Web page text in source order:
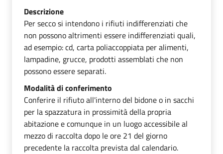
Descrizione
Per secco si intendono i rifiuti indifferenziati che
non possono altrimenti essere indifferenziati quali,
ad esempio: cd, carta poliaccoppiata per alimenti,
lampadine, grucce, prodotti assemblati che non
possono essere separati.
Modalità di conferimento
Conferire il rifiuto all'interno del bidone o in sacchi
per la spazzatura in prossimità della propria
abitazione e comunque in un luogo accessibile al
mezzo di raccolta dopo le ore 21 del giorno
precedente la raccolta prevista dal calendario.